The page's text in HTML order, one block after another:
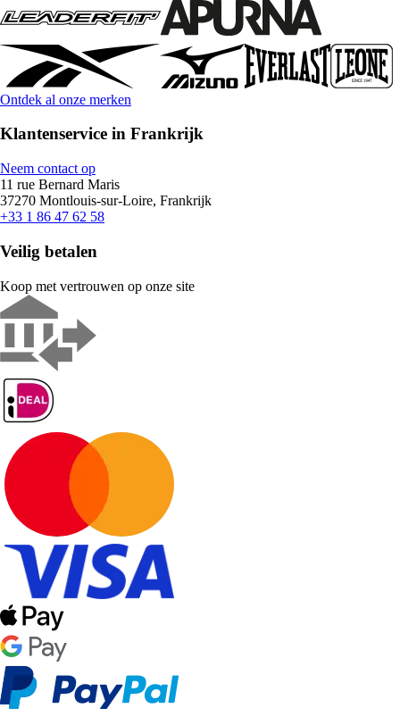
Ontdek al onze merken
Klantenservice in Frankrijk
Neem contact op
11 rue Bernard Maris
37270 Montlouis-sur-Loire, Frankrijk
+33 1 86 47 62 58
Veilig betalen
Koop met vertrouwen op onze site